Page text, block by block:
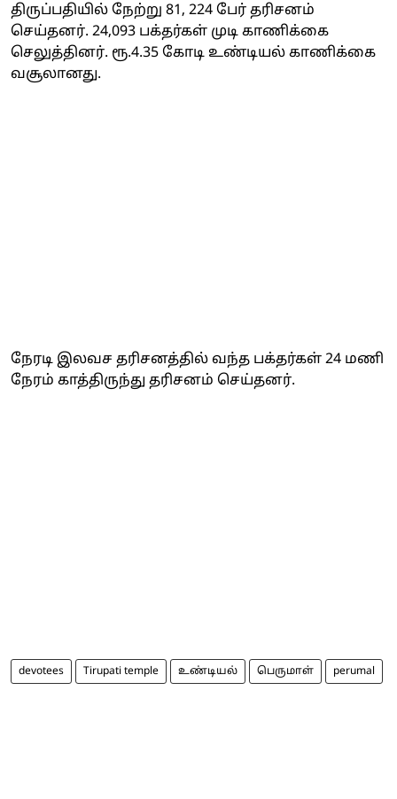
திருப்பதியில் நேற்று 81, 224 பேர் தரிசனம்
செய்தனர். 24,093 பக்தர்கள் முடி காணிக்கை
செலுத்தினர். ரூ.4.35 கோடி உண்டியல் காணிக்கை
வசூலானது.
நேரடி இலவச தரிசனத்தில் வந்த பக்தர்கள் 24 மணி
நேரம் காத்திருந்து தரிசனம் செய்தனர்.
devotees Tirupati temple உண்டியல் பெருமாள் perumal